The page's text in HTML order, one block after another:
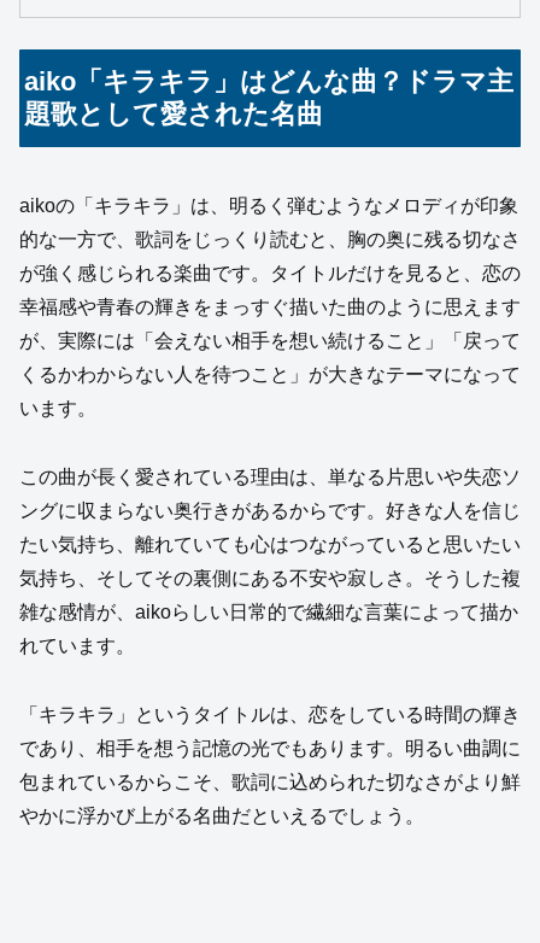
aiko「キラキラ」はどんな曲？ドラマ主
題歌として愛された名曲
aikoの「キラキラ」は、明るく弾むようなメロディが印象
的な一方で、歌詞をじっくり読むと、胸の奥に残る切なさ
が強く感じられる楽曲です。タイトルだけを見ると、恋の
幸福感や青春の輝きをまっすぐ描いた曲のように思えます
が、実際には「会えない相手を想い続けること」「戻って
くるかわからない人を待つこと」が大きなテーマになって
います。
この曲が長く愛されている理由は、単なる片思いや失恋ソ
ングに収まらない奥行きがあるからです。好きな人を信じ
たい気持ち、離れていても心はつながっていると思いたい
気持ち、そしてその裏側にある不安や寂しさ。そうした複
雑な感情が、aikoらしい日常的で繊細な言葉によって描か
れています。
「キラキラ」というタイトルは、恋をしている時間の輝き
であり、相手を想う記憶の光でもあります。明るい曲調に
包まれているからこそ、歌詞に込められた切なさがより鮮
やかに浮かび上がる名曲だといえるでしょう。